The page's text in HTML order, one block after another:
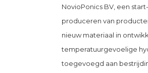
NovioPonics BV, een
produceren van
nieuw materiaal in
temperatuurgevoelige
toegevoegd aan